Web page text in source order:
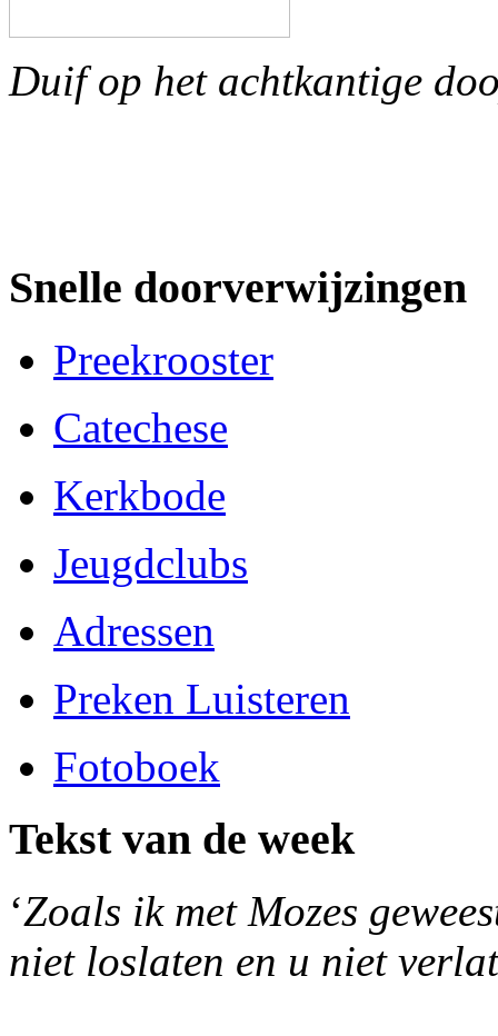
Duif op het achtkantige
Snelle doorverwijzingen
Preekrooster
Catechese
Kerkbode
Jeugdclubs
Adressen
Preken Luisteren
Fotoboek
Tekst van de week
‘Zoals ik met Mozes
niet loslaten en u niet